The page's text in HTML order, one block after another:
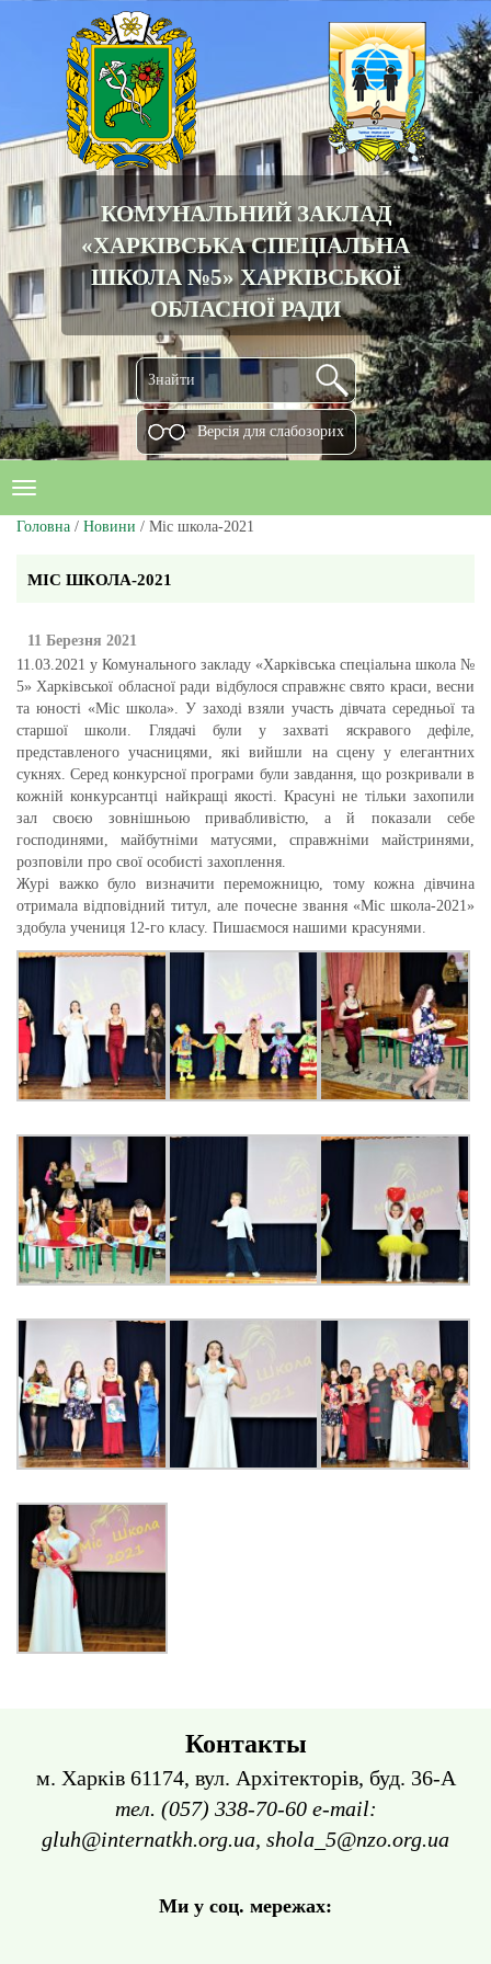
КОМУНАЛЬНИЙ ЗАКЛАД
«ХАРКІВСЬКА СПЕЦІАЛЬНА
ШКОЛА №5» ХАРКІВСЬКОЇ
ОБЛАСНОЇ РАДИ
Версiя для слабозорих
Головна / Новини / Міс школа-2021
МІС ШКОЛА-2021
11 Березня 2021
11.03.2021 у Комунального закладу «Харківська спеціальна школа №
5» Харківської обласної ради відбулося справжнє свято краси, весни
та юності «Міс школа». У заході взяли участь дівчата середньої та
старшої школи. Глядачі були у захваті яскравого дефіле,
представленого учасницями, які вийшли на сцену у елегантних
сукнях. Серед конкурсної програми були завдання, що розкривали в
кожній конкурсантці найкращі якості. Красуні не тільки захопили
зал своєю зовнішньою привабливістю, а й показали себе
господинями, майбутніми матусями, справжніми майстринями,
розповіли про свої особисті захоплення.
Журі важко було визначити переможницю, тому кожна дівчина
отримала відповідний титул, але почесне звання «Міс школа-2021»
здобула учениця 12-го класу. Пишаємося нашими красунями.
Контакты
м. Харків 61174, вул. Архітекторів, буд. 36-А
тел. (057) 338-70-60 e-mail:
gluh@internatkh.org.ua, shola_5@nzo.org.ua
Ми у соц. мережах: